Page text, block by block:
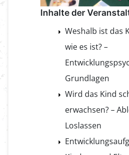
Inhalte der
Weshalb ist das
wie es ist? –
Grundlagen
Wird das Kind
erwachsen? –
Loslassen